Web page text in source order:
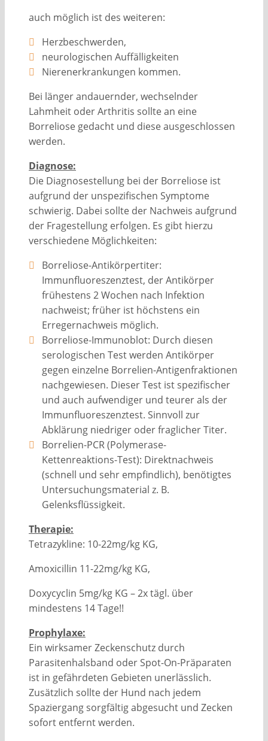
auch möglich ist des weiteren:
Herzbeschwerden,
neurologischen Auffälligkeiten
Nierenerkrankungen kommen.
Bei länger andauernder, wechselnder
Lahmheit oder Arthritis sollte an eine
Borreliose gedacht und diese ausgeschlossen
werden.
Diagnose:
Die Diagnosestellung bei der Borreliose ist
aufgrund der unspezifischen Symptome
schwierig. Dabei sollte der Nachweis aufgrund
der Fragestellung erfolgen. Es gibt hierzu
verschiedene Möglichkeiten:
Borreliose-Antikörpertiter:
Immunfluoreszenztest, der Antikörper
frühestens 2 Wochen nach Infektion
nachweist; früher ist höchstens ein
Erregernachweis möglich.
Borreliose-Immunoblot: Durch diesen
serologischen Test werden Antikörper
gegen einzelne Borrelien-Antigenfraktionen
nachgewiesen. Dieser Test ist spezifischer
und auch aufwendiger und teurer als der
Immunfluoreszenztest. Sinnvoll zur
Abklärung niedriger oder fraglicher Titer.
Borrelien-PCR (Polymerase-
Kettenreaktions-Test): Direktnachweis
(schnell und sehr empfindlich), benötigtes
Untersuchungsmaterial z. B.
Gelenksflüssigkeit.
Therapie:
Tetrazykline: 10-22mg/kg KG,
Amoxicillin 11-22mg/kg KG,
Doxycyclin 5mg/kg KG – 2x tägl. über
mindestens 14 Tage!!
Prophylaxe:
Ein wirksamer Zeckenschutz durch
Parasitenhalsband oder Spot-On-Präparaten
ist in gefährdeten Gebieten unerlässlich.
Zusätzlich sollte der Hund nach jedem
Spaziergang sorgfältig abgesucht und Zecken
sofort entfernt werden.